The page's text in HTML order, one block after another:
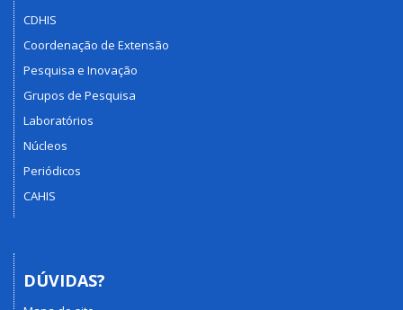
CDHIS
Coordenação de Extensão
Pesquisa e Inovação
Grupos de Pesquisa
Laboratórios
Núcleos
Periódicos
CAHIS
DÚVIDAS?